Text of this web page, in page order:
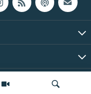
| Все права защищены.